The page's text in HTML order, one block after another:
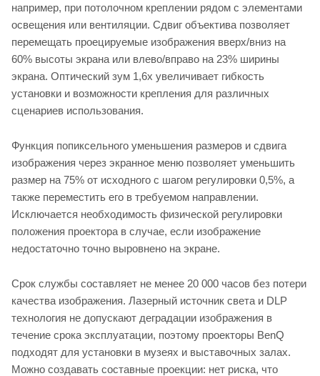
например, при потолочном креплении рядом с элементами
освещения или вентиляции. Сдвиг объектива позволяет
перемещать проецируемые изображения вверх/вниз на
60% высоты экрана или влево/вправо на 23% ширины
экрана. Оптический зум 1,6x увеличивает гибкость
установки и возможности крепления для различных
сценариев использования.
Функция попиксельного уменьшения размеров и сдвига
изображения через экранное меню позволяет уменьшить
размер на 75% от исходного с шагом регулировки 0,5%, а
также переместить его в требуемом направлении.
Исключается необходимость физической регулировки
положения проектора в случае, если изображение
недостаточно точно выровнено на экране.
Срок службы составляет не менее 20 000 часов без потери
качества изображения. Лазерный источник света и DLP
технология не допускают деградации изображения в
течение срока эксплуатации, поэтому проекторы BenQ
подходят для установки в музеях и выставочных залах.
Можно создавать составные проекции: нет риска, что